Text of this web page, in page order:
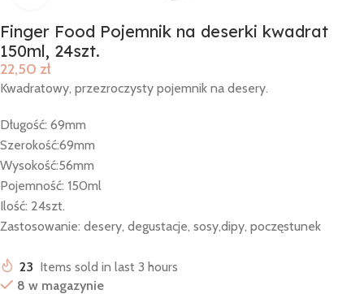
Finger Food Pojemnik na deserki kwadrat
150ml, 24szt.
22,50 zł
Kwadratowy, przezroczysty pojemnik na desery.
Długość: 69mm
Szerokość:69mm
Wysokość:56mm
Pojemność: 150ml
Ilość: 24szt.
Zastosowanie: desery, degustacje, sosy,dipy, poczęstunek
23 Items sold in last 3 hours
8 w magazynie